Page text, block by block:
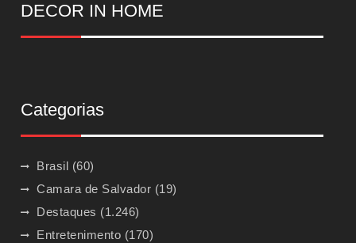
DECOR IN HOME
Categorias
Brasil (60)
Camara de Salvador (19)
Destaques (1.246)
Entretenimento (170)